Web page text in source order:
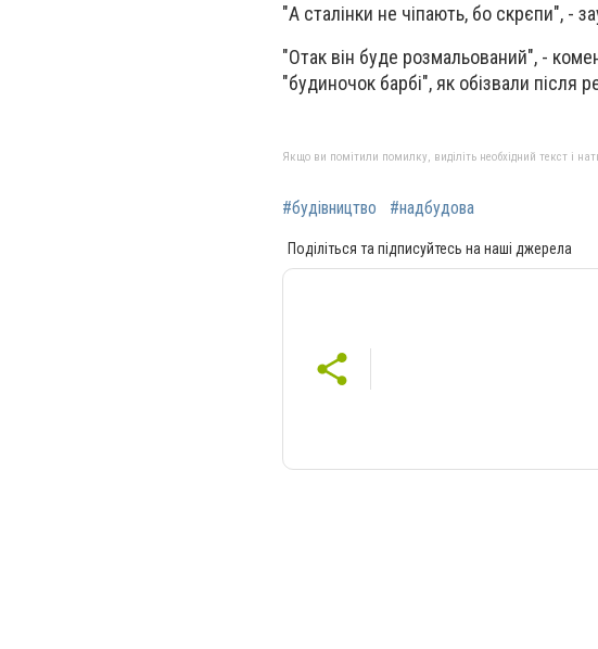
"А сталінки не чіпають, бо скрєпи", -
"Отак він буде розмальований", -
"будиночок барбі", як обізвали після
Якщо ви помітили помилку, виділіть необхідний текст і
#будівництво #надбудова
Поділіться та підписуйтесь на наші джерела